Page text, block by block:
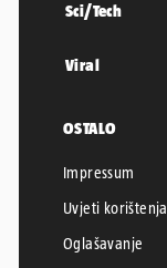
Sci/Tech
Viral
OSTALO
Impressum
Uvjeti korištenja
Oglašavanje